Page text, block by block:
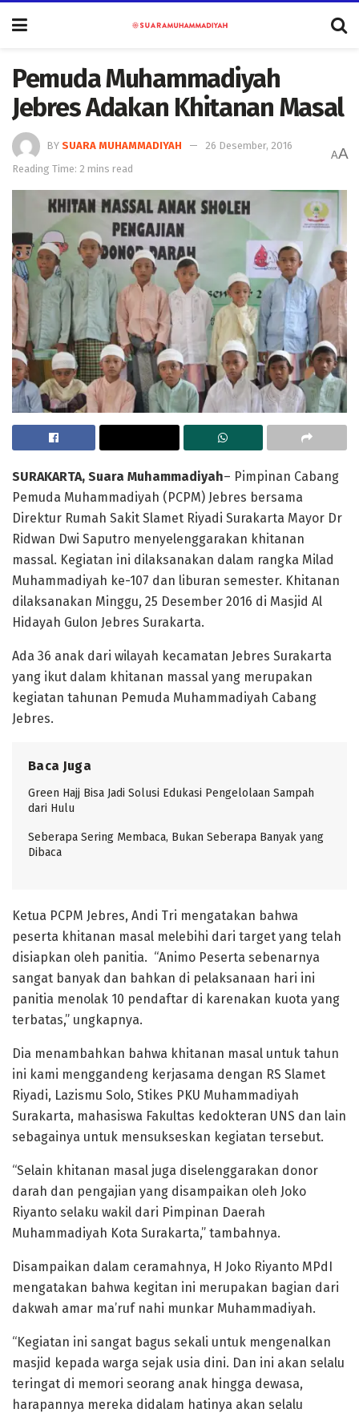
Pemuda Muhammadiyah
Jebres Adakan Khitanan Masal
BY SUARA MUHAMMADIYAH
26 Desember, 2016
Reading Time: 2 mins read
AA
SURAKARTA, Suara Muhammadiyah– Pimpinan Cabang
Pemuda Muhammadiyah (PCPM) Jebres bersama
Direktur Rumah Sakit Slamet Riyadi Surakarta Mayor Dr
Ridwan Dwi Saputro menyelenggarakan khitanan
massal. Kegiatan ini dilaksanakan dalam rangka Milad
Muhammadiyah ke-107 dan liburan semester. Khitanan
dilaksanakan Minggu, 25 Desember 2016 di Masjid Al
Hidayah Gulon Jebres Surakarta.
Ada 36 anak dari wilayah kecamatan Jebres Surakarta
yang ikut dalam khitanan massal yang merupakan
kegiatan tahunan Pemuda Muhammadiyah Cabang
Jebres.
Baca Juga
Green Hajj Bisa Jadi Solusi Edukasi Pengelolaan Sampah
dari Hulu
Seberapa Sering Membaca, Bukan Seberapa Banyak yang
Dibaca
Ketua PCPM Jebres, Andi Tri mengatakan bahwa
peserta khitanan masal melebihi dari target yang telah
disiapkan oleh panitia. “Animo Peserta sebenarnya
sangat banyak dan bahkan di pelaksanaan hari ini
panitia menolak 10 pendaftar di karenakan kuota yang
terbatas,” ungkapnya.
Dia menambahkan bahwa khitanan masal untuk tahun
ini kami menggandeng kerjasama dengan RS Slamet
Riyadi, Lazismu Solo, Stikes PKU Muhammadiyah
Surakarta, mahasiswa Fakultas kedokteran UNS dan lain
sebagainya untuk mensukseskan kegiatan tersebut.
“Selain khitanan masal juga diselenggarakan donor
darah dan pengajian yang disampaikan oleh Joko
Riyanto selaku wakil dari Pimpinan Daerah
Muhammadiyah Kota Surakarta,” tambahnya.
Disampaikan dalam ceramahnya, H Joko Riyanto MPdI
mengatakan bahwa kegitan ini merupakan bagian dari
dakwah amar ma’ruf nahi munkar Muhammadiyah.
“Kegiatan ini sangat bagus sekali untuk mengenalkan
masjid kepada warga sejak usia dini. Dan ini akan selalu
teringat di memori seorang anak hingga dewasa,
harapannya mereka didalam hatinya akan selalu